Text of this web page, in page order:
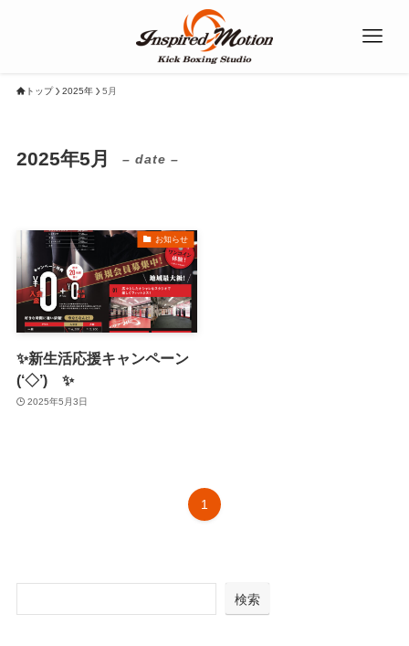
トップ 2025年 5月
2025年5月 – date –
お知らせ
✨新生活応援キャンペーン
(‘◇’)ゞ✨
2025年5月3日
1
検索